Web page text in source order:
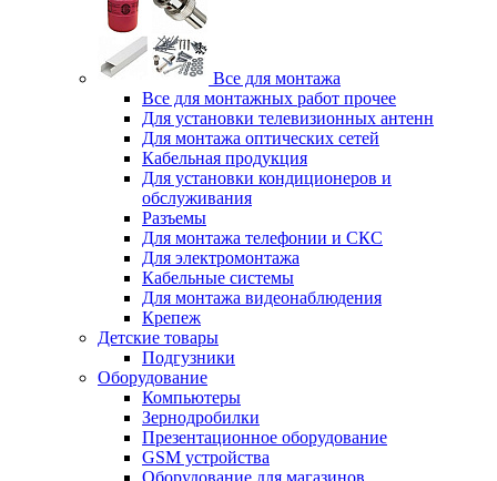
Все для монтажа
Все для монтажных работ прочее
Для установки телевизионных антенн
Для монтажа оптических сетей
Кабельная продукция
Для установки кондиционеров и
обслуживания
Разъемы
Для монтажа телефонии и СКС
Для электромонтажа
Кабельные системы
Для монтажа видеонаблюдения
Крепеж
Детские товары
Подгузники
Оборудование
Компьютеры
Зернодробилки
Презентационное оборудование
GSM устройства
Оборудование для магазинов